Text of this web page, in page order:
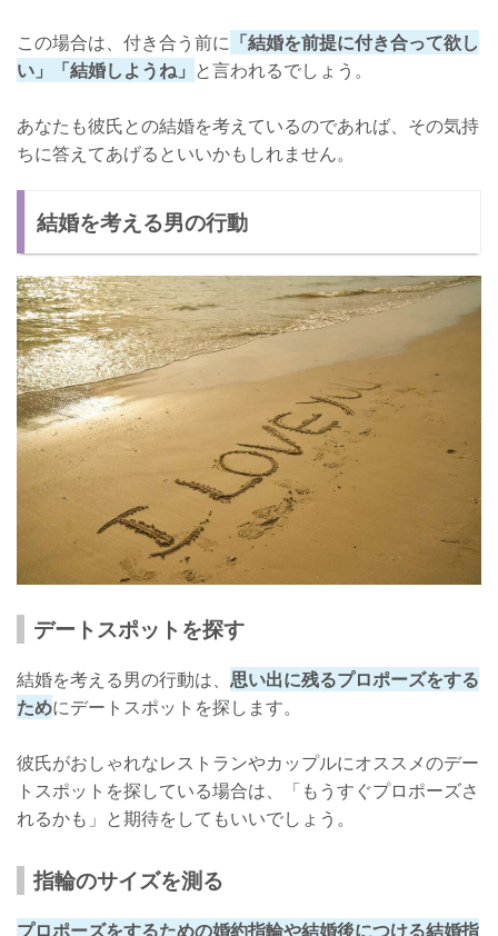
この場合は、付き合う前に 「結婚を前提に付き合って欲し
い」「結婚しようね」 と言われるでしょう。
あなたも彼氏との結婚を考えているのであれば、その気持
ちに答えてあげるといいかもしれません。
結婚を考える男の行動
デートスポットを探す
結婚を考える男の行動は、 思い出に残るプロポーズをする
ためにデートスポットを探します。
彼氏がおしゃれなレストランやカップルにオススメのデー
トスポットを探している場合は、「もうすぐプロポーズさ
れるかも」と期待をしてもいいでしょう。
指輪のサイズを測る
プロポーズをするための婚約指輪や結婚後につける結婚指